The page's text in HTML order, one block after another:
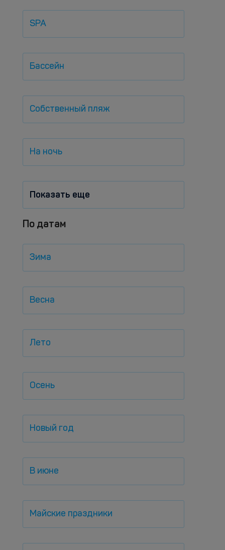
SPA
Бассейн
Собственный пляж
На ночь
Показать еще
По датам
Зима
Весна
Лето
Осень
Новый год
В июне
Майские праздники